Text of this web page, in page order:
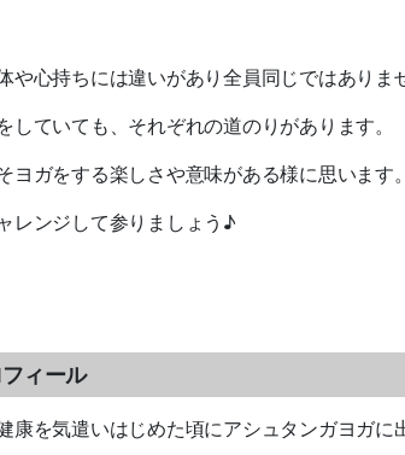
や心持ちには違いがあり全員同じではありま
していても、それぞれの道のりがあります。
ヨガをする楽しさや意味がある様に思います。
レンジして参りましょう♪
ィール
康を気遣いはじめた頃にアシュタンガヨガに